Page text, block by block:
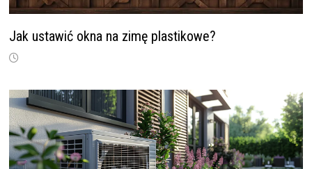
Jak ustawić okna na zimę plastikowe?